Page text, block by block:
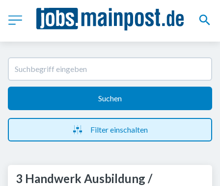
Suchen
Filter einschalten
3 Handwerk Ausbildung /